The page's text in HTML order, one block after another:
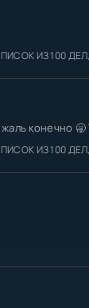
100 ДЕЛ, ЧТО Я
конечно 🥱
100 ДЕЛ, ЧТО Я